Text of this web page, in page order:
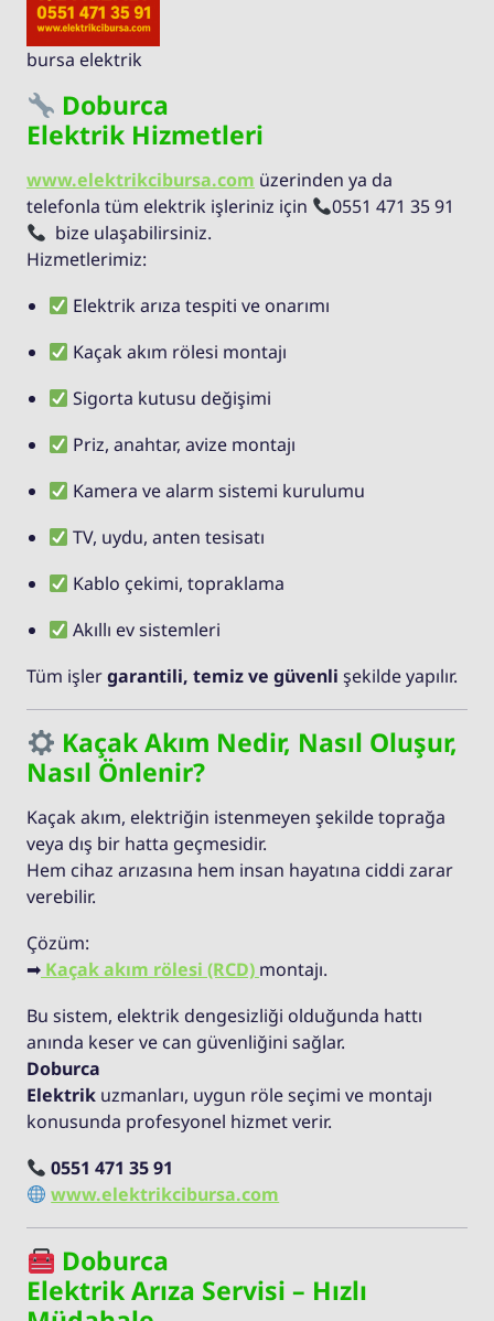
bursa elektrik
Doburca
Elektrik Hizmetleri
www.elektrikcibursa.com üzerinden ya da
telefonla tüm elektrik işleriniz için
0551 471 35 91
bize ulaşabilirsiniz.
Hizmetlerimiz:
Elektrik arıza tespiti ve onarımı
Kaçak akım rölesi montajı
Sigorta kutusu değişimi
Priz, anahtar, avize montajı
Kamera ve alarm sistemi kurulumu
TV, uydu, anten tesisatı
Kablo çekimi, topraklama
Akıllı ev sistemleri
Tüm işlergarantili, temiz ve güvenli şekilde yapılır.
Kaçak Akım Nedir, Nasıl Oluşur,
Nasıl Önlenir?
Kaçak akım, elektriğin istenmeyen şekilde toprağa
veya dış bir hatta geçmesidir.
Hem cihaz arızasına hem insan hayatına ciddi zarar
verebilir.
Çözüm:
➡ Kaçak akım rölesi (RCD) montajı.
Bu sistem, elektrik dengesizliği olduğunda hattı
anında keser ve can güvenliğini sağlar.
Doburca
Elektrik uzmanları, uygun röle seçimi ve montajı
konusunda profesyonel hizmet verir.
0551 471 35 91
www.elektrikcibursa.com
Doburca
Elektrik Arıza Servisi – Hızlı